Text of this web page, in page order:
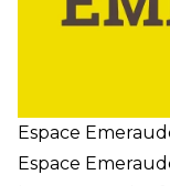
Espace
Espace